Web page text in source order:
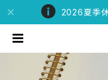
2026夏季